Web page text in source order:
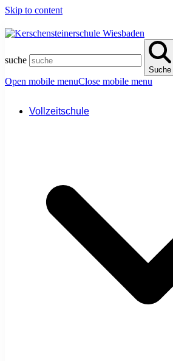
Skip to content
suche
Suche
Open mobile menuClose mobile menu
Vollzeitschule